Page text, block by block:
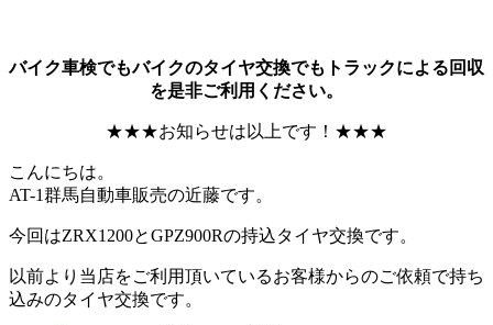
バイク車検でもバイクのタイヤ交換でもトラックによる回収
を是非ご利用ください。
★★★お知らせは以上です！★★★
こんにちは。
AT-1群馬自動車販売の近藤です。
今回はZRX1200とGPZ900Rの持込タイヤ交換です。
以前より当店をご利用頂いているお客様からのご依頼で持ち
込みのタイヤ交換です。